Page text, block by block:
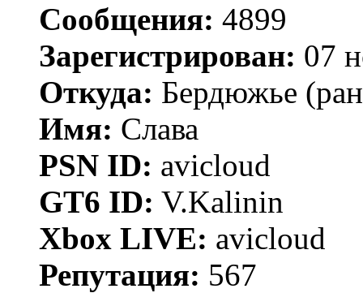
Сообщения: 4899
Зарегистрирован: 07
Откуда: Бердюжье
Имя: Слава
PSN ID: avicloud
GT6 ID: V.Kalinin
Xbox LIVE: avicloud
Репутация: 567